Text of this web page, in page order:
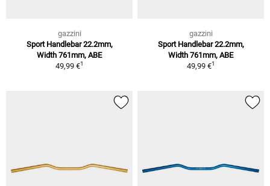
gazzini
Sport Handlebar 22.2mm,
Width 761mm, ABE
49,99 €1
gazzini
Sport Handlebar 22.2mm,
Width 761mm, ABE
49,99 €1